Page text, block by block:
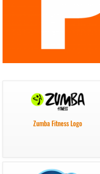
Zumba Fitness Logo